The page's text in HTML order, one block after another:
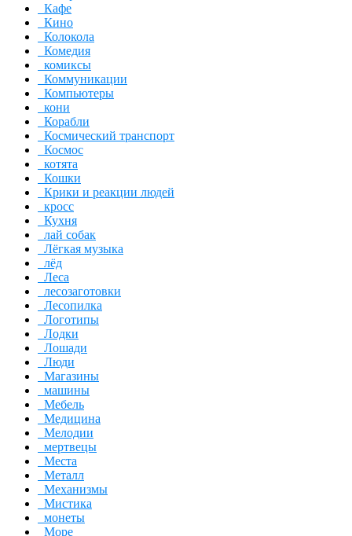
Кафе
Кино
Колокола
Комедия
комиксы
Коммуникации
Компьютеры
кони
Корабли
Космический транспорт
Космос
котята
Кошки
Крики и реакции людей
кросс
Кухня
лай собак
Лёгкая музыка
лёд
Леса
лесозаготовки
Лесопилка
Логотипы
Лодки
Лошади
Люди
Магазины
машины
Мебель
Медицина
Мелодии
мертвецы
Места
Металл
Механизмы
Мистика
монеты
Море